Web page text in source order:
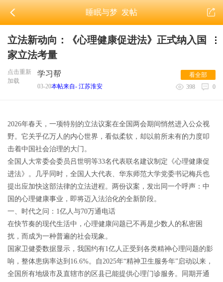
睡眠与梦发帖
立法新动向：《心理健康促进法》正式纳入国
家立法考量
点击重新
加载
学习帮
03-20本帖来自- 江苏淮安
看全部
398
0
2026年春天，一项特别的立法议案在全国两会期间悄然进入公众视
野。它关乎亿万人的内心世界，看似柔软，却以前所未有的力度叩
击着中国社会治理的大门。
全国人大常委会委员吕世明等33名代表联名建议制定《心理健康促
进法》。几乎同时，全国人大代表、华东师范大学党委书记梅兵也
提出应加快这部法律的立法进程。两份议案，发出同一个呼声：中
国的心理健康事业，即将迈入法治化的全新阶段。
一、时代之问：1亿人与70万通电话
在快节奏的现代生活中，心理健康问题已不再是少数人的私密困
扰，而成为一种普遍的社会现象。
国家卫健委数据显示，我国约有1亿人正受到各类精神心理问题的影
响，整体患病率达到16.6%。自2025年“精神卫生服务年”启动以来，
全国所有地级市及直辖市的区县已能提供心理门诊服务。同期开通